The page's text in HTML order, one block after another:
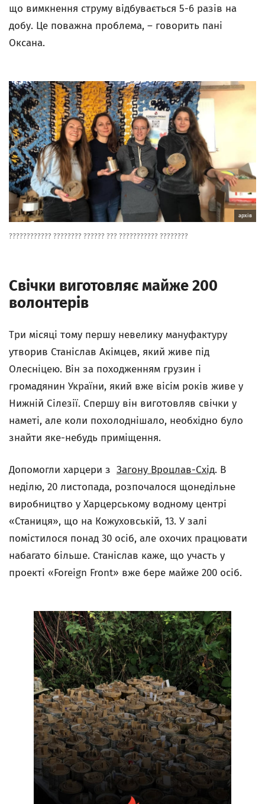
що вимкнення струму відбувається 5-6 разів на
добу. Це поважна проблема, – говорить пані
Оксана.
архiв
???????????? ???????? ?????? ??? ??????????? ????????
Свічки виготовляє майже 200
волонтерів
Три місяці тому першу невелику мануфактуру
утворив Станіслав Акімцев, який живе під
Олесніцею. Він за походженням грузин і
громадянин України, який вже вісім років живе у
Нижній Сілезії. Спершу він виготовляв свічки у
наметі, але коли похолоднішало, необхідно було
знайти яке-небудь приміщення.
Допомогли харцери з Загону Вроцлав-Схід. В
неділю, 20 листопада, розпочалося щонедільне
виробництво у Харцерському водному центрі
«Станиця», що на Кожуховській, 13. У залі
помістилося понад 30 осіб, але охочих працювати
набагато більше. Станіслав каже, що участь у
проекті «Foreign Front» вже бере майже 200 осіб.